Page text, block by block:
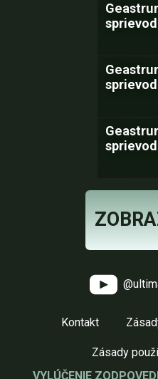
Kontakt
Zásady
VYLÚČENIE